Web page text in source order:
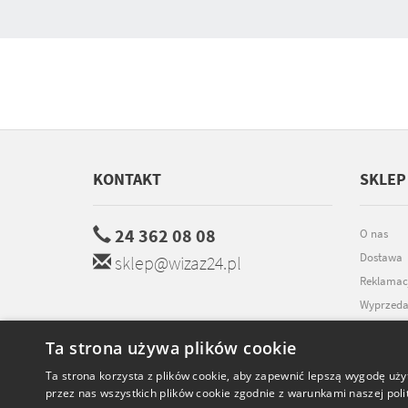
KONTAKT
24 362 08 08
sklep@wizaz24.pl
SKLEP
O nas
Dostawa
Kontakt
Ta strona używa plików cookie
Ta strona korzysta z plików cookie, aby zapewnić lepszą wygodę
przez nas wszystkich plików cookie zgodnie z warunkami naszej